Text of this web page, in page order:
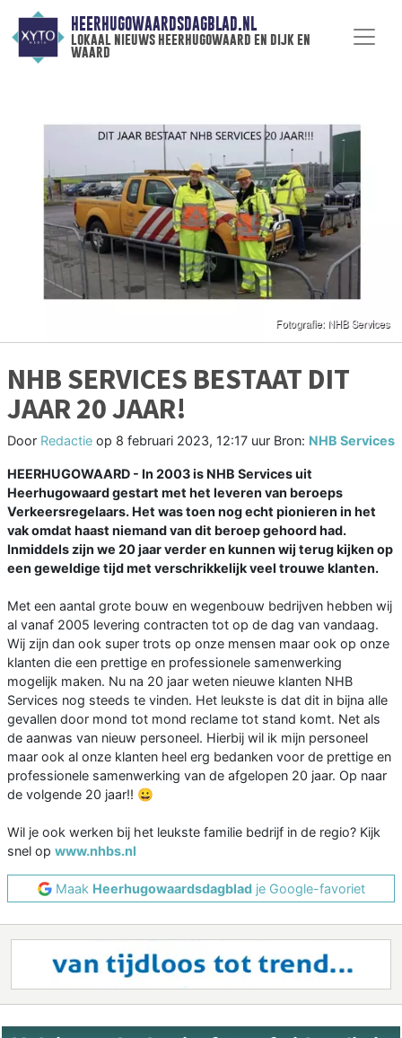
HEERHUGOWAARDSDAGBLAD.NL
lokaal nieuws heerhugowaard en dijk en
waard
NHB SERVICES BESTAAT DIT
JAAR 20 JAAR!
Door Redactie op 8 februari 2023, 12:17 uur Bron: NHB Services
HEERHUGOWAARD - In 2003 is NHB Services uit
Heerhugowaard gestart met het leveren van beroeps
Verkeersregelaars. Het was toen nog echt pionieren in het
vak omdat haast niemand van dit beroep gehoord had.
Inmiddels zijn we 20 jaar verder en kunnen wij terug kijken op
een geweldige tijd met verschrikkelijk veel trouwe klanten.
Met een aantal grote bouw en wegenbouw bedrijven hebben wij
al vanaf 2005 levering contracten tot op de dag van vandaag.
Wij zijn dan ook super trots op onze mensen maar ook op onze
klanten die een prettige en professionele samenwerking
mogelijk maken. Nu na 20 jaar weten nieuwe klanten NHB
Services nog steeds te vinden. Het leukste is dat dit in bijna alle
gevallen door mond tot mond reclame tot stand komt. Net als
de aanwas van nieuw personeel. Hierbij wil ik mijn personeel
maar ook al onze klanten heel erg bedanken voor de prettige en
professionele samenwerking van de afgelopen 20 jaar. Op naar
de volgende 20 jaar!! 😀
Wil je ook werken bij het leukste familie bedrijf in de regio? Kijk
snel op www.nhbs.nl
Maak Heerhugowaardsdagbladje Google-favoriet